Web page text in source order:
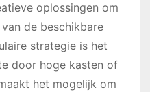
oplossingen om
de beschikbare
strategie is het
door hoge kasten of
het mogelijk om